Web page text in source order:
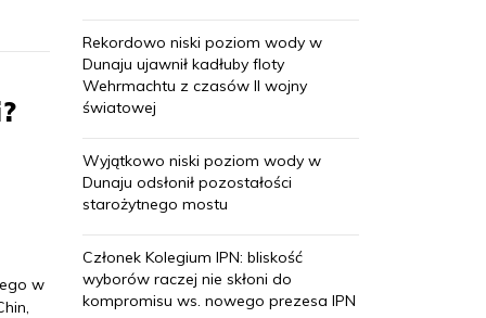
w
Rekordowo niski poziom wody w
Dunaju ujawnił kadłuby floty
Wehrmachtu z czasów II wojny
światowej
Wyjątkowo niski poziom wody w
Dunaju odsłonił pozostałości
starożytnego mostu
Członek Kolegium IPN: bliskość
wyborów raczej nie skłoni do
kompromisu ws. nowego prezesa IPN